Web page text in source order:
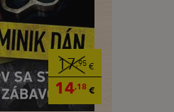
17,95€
14,18€